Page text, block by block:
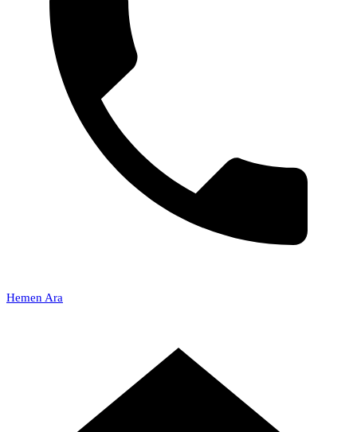
Hemen Ara